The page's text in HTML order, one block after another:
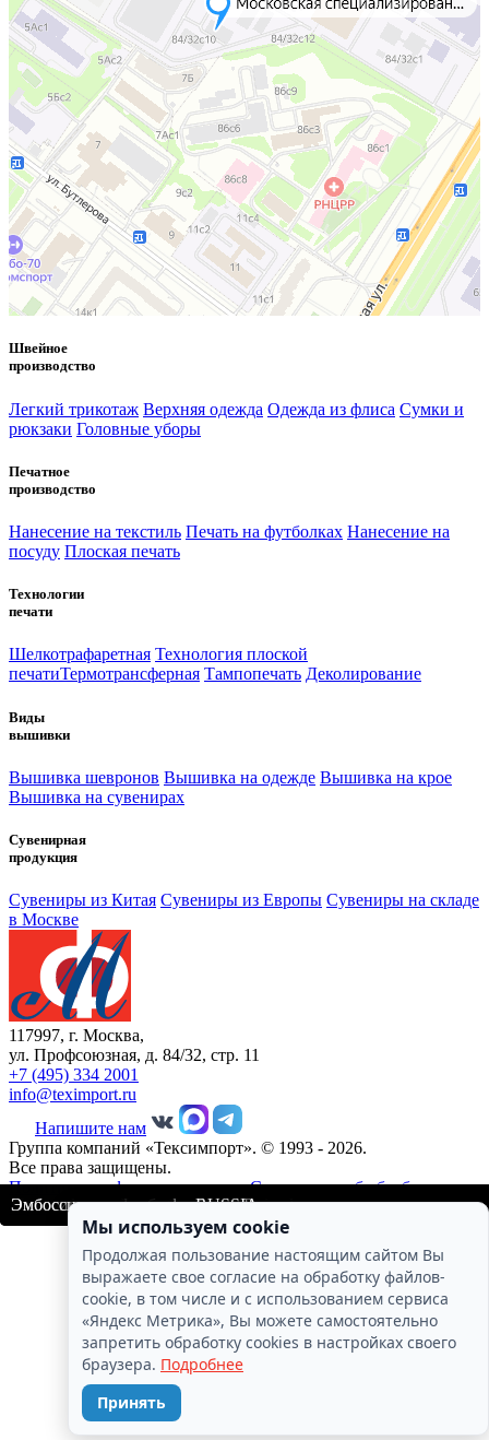
Эмбоссинг на толстовках Нашествие
Печать фольгой и эмбоссинг Pepsi cola
Эмбоссинг на толстовках
Эмбоссинг на футболках с печатью
Эмбоссинг на толстовке
Эмбосинг с печатью футболка Россия
Эмбоссинг на свитшоте RUSSIA
Швейное
производство
Легкий трикотаж Верхняя одежда Одежда из флиса Сумки и
рюкзаки Головные уборы
Печатное
производство
Нанесение на текстиль Печать на футболках Нанесение на
посуду Плоская печать
Технологии
печати
Шелкотрафаретная Технология плоской
печатиТермотрансферная Тампопечать Деколирование
Виды
вышивки
Вышивка шевронов Вышивка на одежде Вышивка на крое
Вышивка на сувенирах
Сувенирная
продукция
Сувениры из Китая Сувениры из Европы Сувениры на складе
в Москве
117997, г. Москва,
ул. Профсоюзная, д. 84/32, стр. 11
+7 (495) 334 2001
info@teximport.ru
Напишите нам
Группа компаний «Тексимпорт». © 1993 - 2026.
Все права защищены.
Политика конфеденциальности Соглашение об обработке
персональных данных
Мы используем cookie
Продолжая пользование настоящим сайтом Вы
выражаете свое согласие на обработку файлов-
cookie, в том числе и с использованием сервиса
«Яндекс Метрика», Вы можете самостоятельно
запретить обработку cookies в настройках своего
браузера. Подробнее
Принять